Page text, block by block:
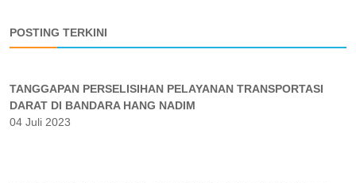
POSTING TERKINI
TANGGAPAN PERSELISIHAN PELAYANAN TRANSPORTASI
DARAT DI BANDARA HANG NADIM
04 Juli 2023